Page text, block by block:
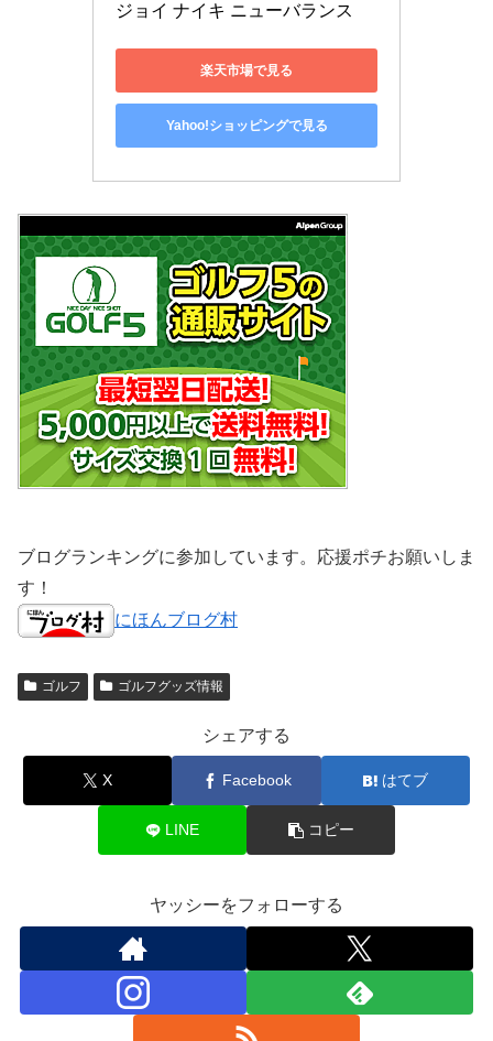
ジョイ ナイキ ニューバランス
楽天市場で見る
Yahoo!ショッピングで見る
ブログランキングに参加しています。応援ポチお願いしま
す！
にほんブログ村
ゴルフ ゴルフグッズ情報
シェアする
X Facebook はてブ
LINE コピー
ヤッシーをフォローする